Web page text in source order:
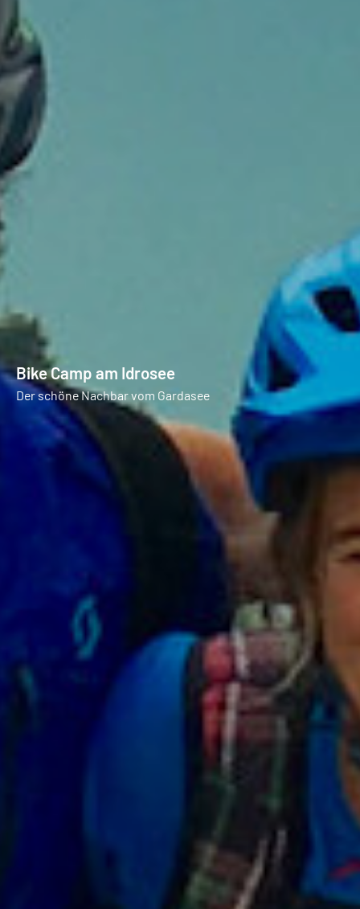
Bike Camp am Idrosee
Der schöne Nachbar vom Gardasee